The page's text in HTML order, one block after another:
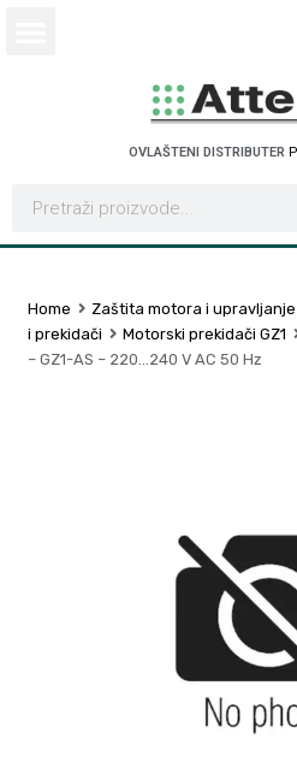
OVLAŠTENI DISTRIBUTER P
Home Zaštita motora i upravljanje
i prekidači
Motorski prekidači GZ1
– GZ1-AS – 220…240 V AC 50 Hz